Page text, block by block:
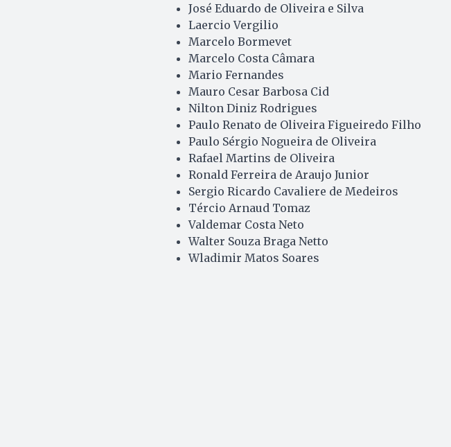
José Eduardo de Oliveira e Silva
Laercio Vergilio
Marcelo Bormevet
Marcelo Costa Câmara
Mario Fernandes
Mauro Cesar Barbosa Cid
Nilton Diniz Rodrigues
Paulo Renato de Oliveira Figueiredo Filho
Paulo Sérgio Nogueira de Oliveira
Rafael Martins de Oliveira
Ronald Ferreira de Araujo Junior
Sergio Ricardo Cavaliere de Medeiros
Tércio Arnaud Tomaz
Valdemar Costa Neto
Walter Souza Braga Netto
Wladimir Matos Soares